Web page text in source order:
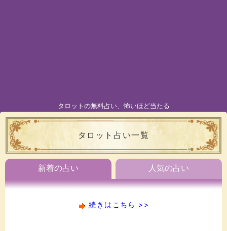
タロットの無料占い、怖いほど当たる
タロット占い一覧
新着の占い 人気の占い
続きはこちら >>